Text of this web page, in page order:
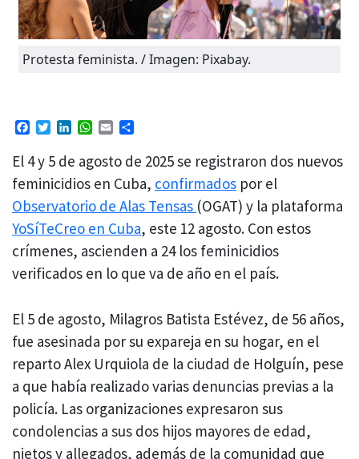
Protesta feminista. / Imagen: Pixabay.
Facebook
TwitterLinkedIn
WhatsApp
Email
El 4 y 5 de agosto de 2025 se registraron dos nuevos
feminicidios en Cuba, confirmados por el
Observatorio de Alas Tensas (OGAT) y la plataforma
YoSíTeCreo en Cuba, este 12 agosto. Con estos
crímenes, ascienden a 24 los feminicidios
verificados en lo que va de año en el país.
El 5 de agosto, Milagros Batista Estévez, de 56 años,
fue asesinada por su expareja en su hogar, en el
reparto Alex Urquiola de la ciudad de Holguín, pese
a que había realizado varias denuncias previas a la
policía. Las organizaciones expresaron sus
condolencias a sus dos hijos mayores de edad,
nietos y allegados, además de la comunidad que